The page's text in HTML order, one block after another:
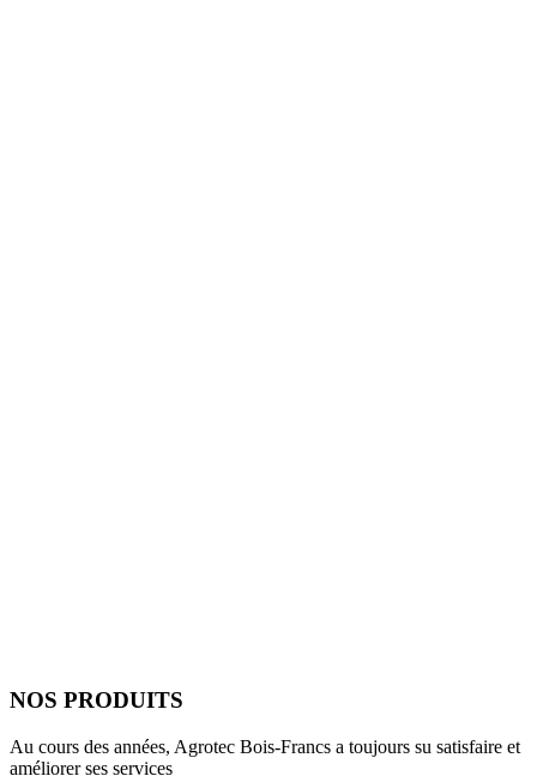
NOS PRODUITS
Au cours des années, Agrotec Bois-Francs a toujours su satisfaire et
améliorer ses services